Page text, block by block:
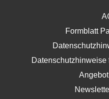
Formblatt